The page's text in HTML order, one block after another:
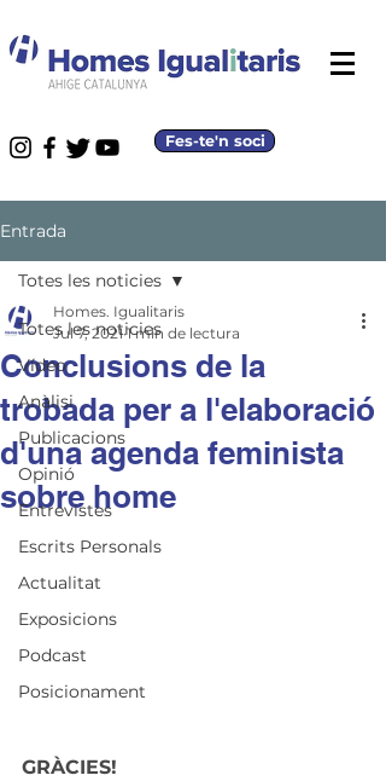
Fes-te'n soci
Entrada
Totes les noticies
Vídeo
Anàlisi
Publicacions
Opinió
Entrevistes
Escrits Personals
Actualitat
Exposicions
Podcast
Posicionament
Totes les noticies
Conclusions de la
trobada per a l'elaboració
d'una agenda feminista
sobre home
Homes. Igualitaris
Jul 7, 2021 1 min de lectura
GRÀCIES!